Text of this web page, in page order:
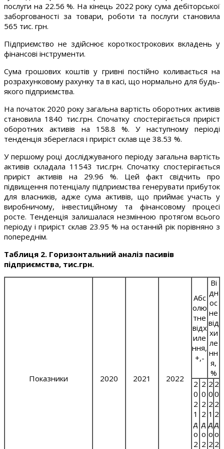
послуги на 22.56 %. На кінець 2022 року сума дебіторської
заборгованості за товари, роботи та послуги становила
565 тис. грн.
Підприємство не здійснює короткострокових вкладень у
фінансові інструменти.
Сума грошових коштів у гривні постійно коливається на
розрахунковому рахунку та в касі, що нормально для будь-
якого підприємства.
На початок 2020 року загальна вартість оборотних активів
становила 1840 тис.грн. Спочатку спостерігається приріст
оборотних активів на 158.8 %. У наступному періоді
тенденція збереглася і приріст склав ще 38.53 %.
У першому році досліджуваного періоду загальна вартість
активів складала 11543 тис.грн. Спочатку спостерігається
приріст активів на 29.96 %. Цей факт свідчить про
підвищення потенціалу підприємства генерувати прибуток
для власників, адже сума активів, що приймає участь у
виробничому, інвестиційному та фінансовому процесі
росте. Тенденція залишалася незмінною протягом всього
періоду і приріст склав 23.95 % на останній рік порівняно з
попереднім.
Таблиця 2. Горизонтальний аналіз пасивів
підприємства, тис.грн.
Показники 2020 2021 2022
Абс
олю
тне
відх
иле
ння,
+,-
Ві
дн
ос
не
від
хи
ле
нн
я,
%
2
0
2
1
д
о
2
2
0
2
2
д
о
2
2
0
2
1
д
о
2
2
0
2
2
д
о
2